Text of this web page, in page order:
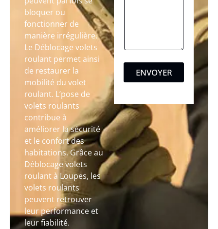
bloquer ou
fonctionner de
manière irrégulière.
Le Déblocage volets
roulant permet ainsi
de restaurer la
mobilité du volet
roulant. L’pose de
volets roulants
contribue à
améliorer la sécurité
et le confort des
habitations. Grâce au
Déblocage volets
roulant à Loupes, les
volets roulants
peuvent retrouver
leur performance et
leur fiabilité.
ENVOYER